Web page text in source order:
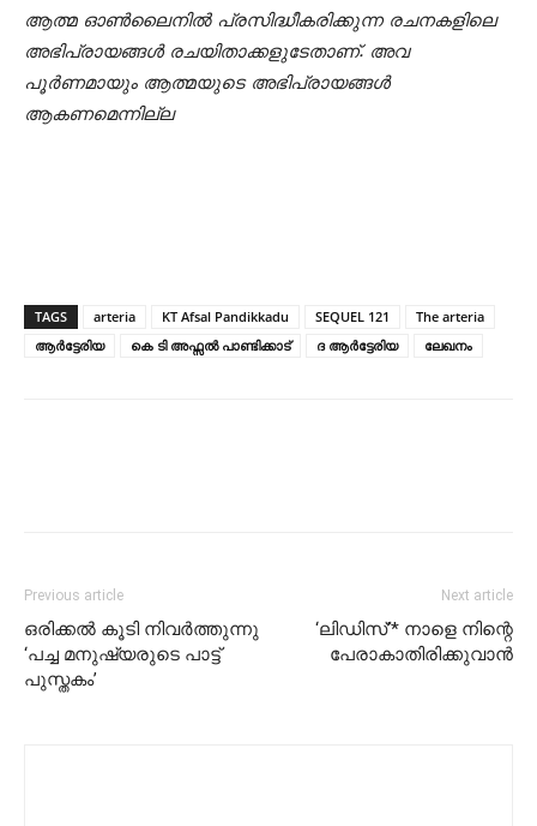
ആത്മ ഓൺലൈനിൽ പ്രസിദ്ധീകരിക്കുന്ന രചനകളിലെ
അഭിപ്രായങ്ങൾ രചയിതാക്കളുടേതാണ്. അവ
പൂർണമായും ആത്മയുടെ അഭിപ്രായങ്ങൾ
ആകണമെന്നില്ല
TAGS arteria KT Afsal Pandikkadu SEQUEL 121
The arteria
ആർട്ടേരിയ
കെ ടി അഫ്സൽ പാണ്ടിക്കാട് ദ ആര്‍ട്ടേരിയ ലേഖനം
Previous article
ഒരിക്കൽ കൂടി നിവർത്തുന്നു
‘പച്ച മനുഷ്യരുടെ പാട്ട്
പുസ്തകം’
Next article
‘ലിഡിസ്’* നാളെ നിന്റെ
പേരാകാതിരിക്കുവാൻ